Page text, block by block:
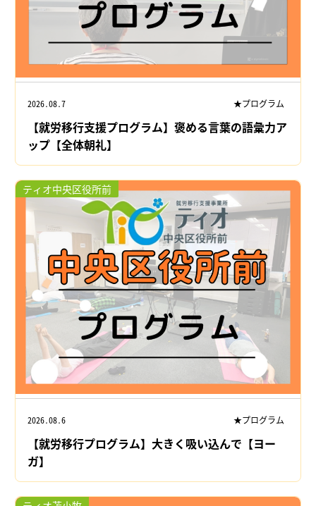
2026.08.7 ★プログラム
【就労移行支援プログラム】褒める言葉の語彙力ア
ップ【全体朝礼】
ティオ中央区役所前
2026.08.6 ★プログラム
【就労移行プログラム】大きく吸い込んで【ヨー
ガ】